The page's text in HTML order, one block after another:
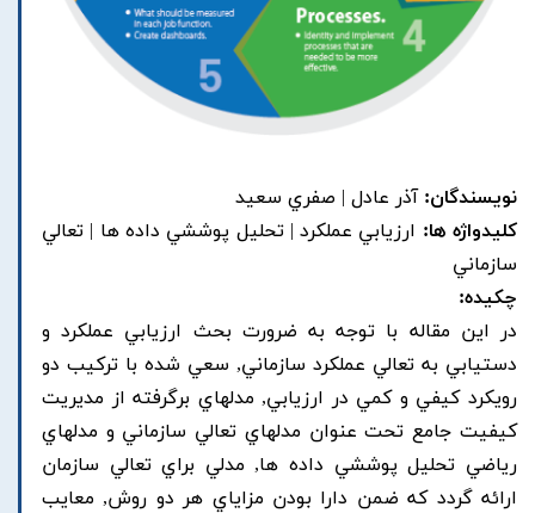
نویسندگان: آذر عادل | صفري سعيد
کلیدواژه ها: ارزيابي عملکرد | تحليل پوششي داده ها | تعالي
سازماني
چکیده:
در اين مقاله با توجه به ضرورت بحث ارزيابي عملکرد و
دستيابي به تعالي عملکرد سازماني, سعي شده با ترکيب دو
رويکرد کيفي و کمي در ارزيابي, مدلهاي برگرفته از مديريت
کيفيت جامع تحت عنوان مدلهاي تعالي سازماني و مدلهاي
رياضي تحليل پوششي داده ها, مدلي براي تعالي سازمان
ارائه گردد که ضمن دارا بودن مزاياي هر دو روش, معايب